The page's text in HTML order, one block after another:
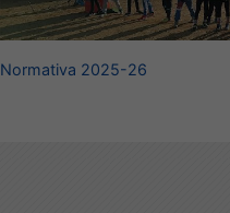
Normativa 2025-26